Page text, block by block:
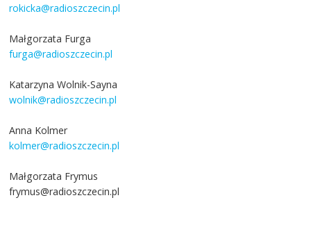
rokicka@radioszczecin.pl
Małgorzata Furga
furga@radioszczecin.pl
Katarzyna Wolnik-Sayna
wolnik@radioszczecin.pl
Anna Kolmer
kolmer@radioszczecin.pl
Małgorzata Frymus
frymus@radioszczecin.pl